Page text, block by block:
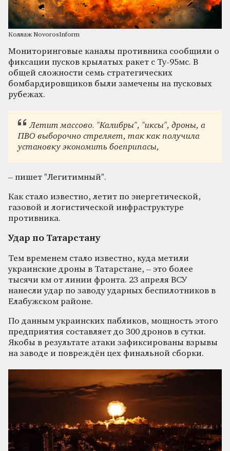
Коллаж NovorosInform
Мониторинговые каналы противника сообщили о
фиксации пусков крылатых ракет с Ту-95мс. В
общей сложности семь стратегических
бомбардировщиков были замечены на пусковых
рубежах.
Летит массово. "Калибры", "иксы", дроны, а
ПВО выборочно стреляет, так как получила
установку экономить боеприпасы,
– пишет "Легитимный".
Как стало известно, летит по энергетической,
газовой и логистической инфраструктуре
противника.
Удар по Татарстану
Тем временем стало известно, куда метили
украинские дроны в Татарстане, – это более
тысячи км от линии фронта. 23 апреля ВСУ
нанесли удар по заводу ударных беспилотников в
Елабужском районе.
По данным украинских пабликов, мощность этого
предприятия составляет до 300 дронов в сутки.
Якобы в результате атаки зафиксированы взрывы
на заводе и повреждён цех финальной сборки.